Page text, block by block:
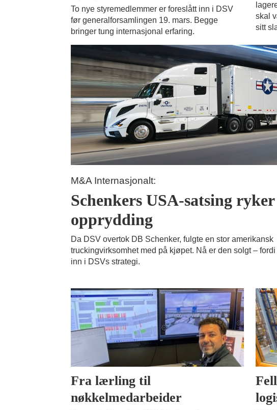
To nye styremedlemmer er foreslått inn i DSV
før generalforsamlingen 19. mars. Begge
bringer tung internasjonal erfaring.
skal
sitt
M&A Internasjonalt:
Schenkers USA-satsing
opprydding
Da DSV overtok DB Schenker, fulgte en stor amerikansk
truckingvirksomhet med på kjøpet. Nå er den solgt –
inn i DSVs strategi.
Fra lærling til
nøkkelmedarbeider